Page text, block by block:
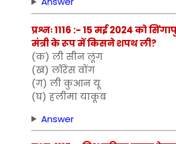
प्रश्नः 1116 :- 15 मई 2024 को
मंत्री के रूप में किसने शपथ ली?
(क) ली सीन लूंग
(ख) लॉरेंस वोंग
(ग) ली कुआन यू
(घ) हलीमा याकूब
Answer